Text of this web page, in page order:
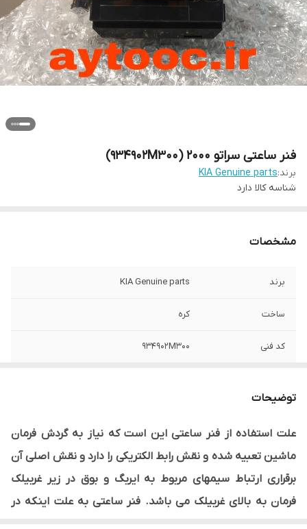
فنر ساعتی سراتو 2000 (934902M300)
برند:KIA Genuine parts
شناسه کالا دارد
مشخصات
برند KIA Genuine parts
ساخت کره
کد فنی 934902M300
وارداتی
توضیحات
علت استفاده از فنر ساعتی این است که نیاز به گردش فرمان
ماشین تعبیه شده و نقش رابط الکتریکی را دارد و نقش اصلی آن
برقراری ارتباط سیمهای مربوط به ایربگ و بوق در زیر غربیلک
فرمان به بالای غربیلک می باشد. فنر ساعتی به علت اینکه در